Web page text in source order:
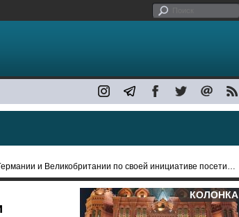
и Великобритании по своей инициативе посетили МИД РФ
КОЛОНКА